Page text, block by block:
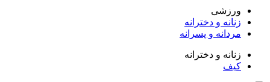
و دخترانه
و پسرانه
و دخترانه